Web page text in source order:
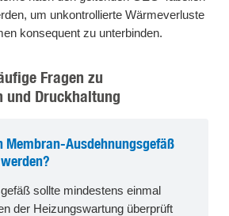
um unkontrollierte Wärmeverluste
konsequent zu unterbinden.
Fragen zu
und Druckhaltung
Membran-Ausdehnungsgefäß
sollte mindestens einmal
der Heizungswartung überprüft